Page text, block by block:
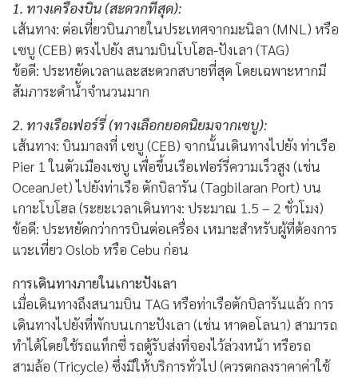
1. ทางเครื่องบิน (สะดวกที่สุด):
เส้นทาง: ต่อเที่ยวบินภายในประเทศจากมะนิลา (MNL) หรือ
เซบู (CEB) ตรงไปยัง สนามบินโบโฮล-ปังเลา (TAG)
ข้อดี: ประหยัดเวลาและสะดวกสบายที่สุด โดยเฉพาะหากมี
สัมภาระดำน้ำจำนวนมาก
2. ทางเรือเฟอร์รี่ (ทางเลือกยอดนิยมจากเซบู):
เส้นทาง: บินมาลงที่ เซบู (CEB) จากนั้นเดินทางไปยัง ท่าเรือ
Pier 1 ในตัวเมืองเซบู เพื่อขึ้นเรือเฟอร์รี่ความเร็วสูง (เช่น
OceanJet) ไปยังท่าเรือ ตักบิลารัน (Tagbilaran Port) บน
เกาะโบโฮล (ระยะเวลาเดินทาง: ประมาณ 1.5 – 2 ชั่วโมง)
ข้อดี: ประหยัดกว่าการบินต่อเครื่อง เหมาะสำหรับผู้ที่ต้องการ
แวะเที่ยว Oslob หรือ Cebu ก่อน
การเดินทางภายในเกาะปังเลา
เมื่อเดินทางถึงสนามบิน TAG หรือท่าเรือตักบิลารันแล้ว การ
เดินทางไปยังที่พักบนเกาะปังเลา (เช่น หาดอโลนา) สามารถ
ทำได้โดยใช้รถแท็กซี่ รถตู้รับส่งที่จองไว้ล่วงหน้า หรือรถ
สามล้อ (Tricycle) ซึ่งมีให้บริการทั่วไป (ควรตกลงราคาค่าใช้